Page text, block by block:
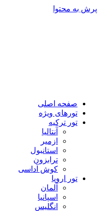
پرش به محتوا
صفحه اصلی
تورهای ویژه
تور ترکیه
آنتالیا
ازمیر
استانبول
ترابزون
کوش آداسی
تور اروپا
آلمان
اسپانیا
انگلیس